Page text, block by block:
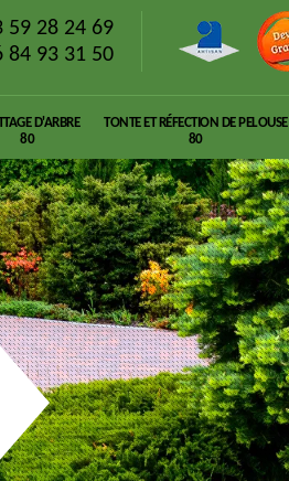
59 28 24 69
84 93 31 50
D'ARBRE
80
TONTE ET RÉFECTION DE PELOUSE
80